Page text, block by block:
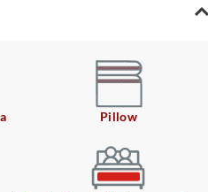
Pillow